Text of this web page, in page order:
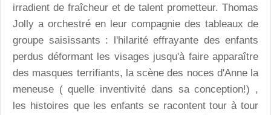
irradient de fraîcheur et de talent prometteur. Thomas
Jolly a orchestré en leur compagnie des tableaux de
groupe saisissants : l'hilarité effrayante des enfants
perdus déformant les visages jusqu'à faire apparaître
des masques terrifiants, la scène des noces d'Anne la
meneuse ( quelle inventivité dans sa conception!) ,
les histoires que les enfants se racontent tour à tour